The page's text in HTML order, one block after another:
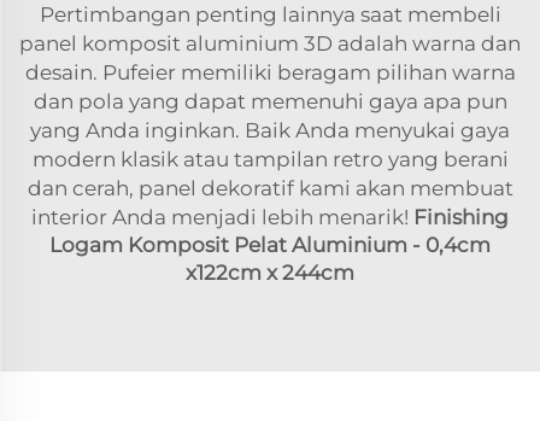
Pertimbangan penting lainnya saat membeli
panel komposit aluminium 3D adalah warna dan
desain. Pufeier memiliki beragam pilihan warna
dan pola yang dapat memenuhi gaya apa pun
yang Anda inginkan. Baik Anda menyukai gaya
modern klasik atau tampilan retro yang berani
dan cerah, panel dekoratif kami akan membuat
interior Anda menjadi lebih menarik! Finishing
Logam Komposit Pelat Aluminium - 0,4cm
x122cm x 244cm